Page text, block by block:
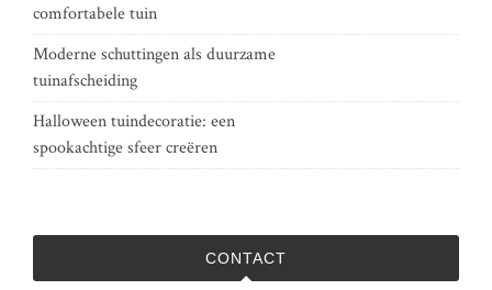
comfortabele tuin
Moderne schuttingen als duurzame
tuinafscheiding
Halloween tuindecoratie: een
spookachtige sfeer creëren
CONTACT